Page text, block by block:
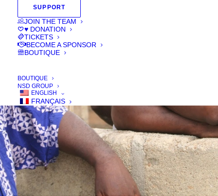
SUPPORT
JOIN THE TEAM
♥ DONATION
TICKETS
BECOME A SPONSOR
BOUTIQUE
BOUTIQUE
NSD GROUP
ENGLISH
FRANÇAIS
Chronicles of
Odumkrom